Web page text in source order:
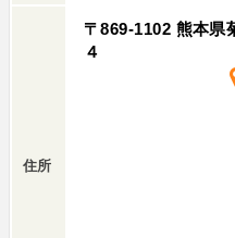
住所
〒869-1102 熊本県
４